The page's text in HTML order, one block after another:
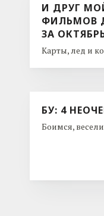
И ДРУГ
ФИЛЬМОВ
ЗА
Карты, лед и
БУ: 4
Боимся,